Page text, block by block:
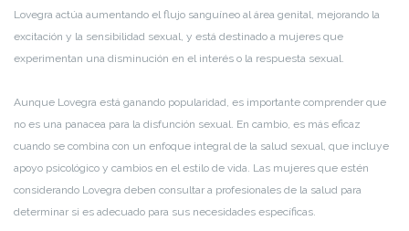
Lovegra actúa aumentando el flujo sanguíneo al área genital, mejorando la
excitación y la sensibilidad sexual, y está destinado a mujeres que
experimentan una disminución en el interés o la respuesta sexual.
Aunque Lovegra está ganando popularidad, es importante comprender que
no es una panacea para la disfunción sexual. En cambio, es más eficaz
cuando se combina con un enfoque integral de la salud sexual, que incluye
apoyo psicológico y cambios en el estilo de vida. Las mujeres que estén
considerando Lovegra deben consultar a profesionales de la salud para
determinar si es adecuado para sus necesidades específicas.